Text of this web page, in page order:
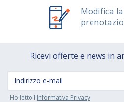
Modifica
Ricevi offerte e news in
Ho letto l'Informativa Privacy